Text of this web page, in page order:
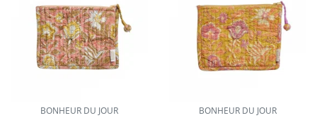
BONHEUR DU JOUR BONHEUR DU JOUR